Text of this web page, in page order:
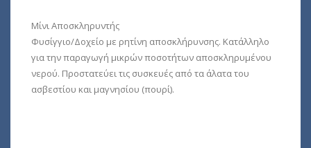
Μίνι Αποσκληρυντής
Φυσίγγιο/Δοχείο με ρητίνη αποσκλήρυνσης. Κατάλληλο
για την παραγωγή μικρών ποσοτήτων αποσκληρυμένου
νερού. Προστατεύει τις συσκευές από τα άλατα του
ασβεστίου και μαγνησίου (πουρί).